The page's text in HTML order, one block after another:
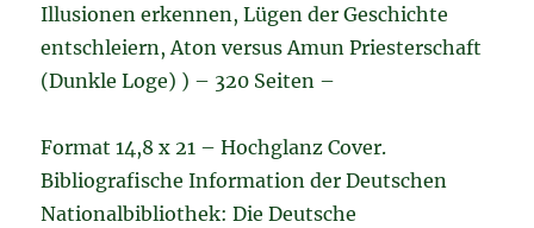
Illusionen erkennen, Lügen der Geschichte
entschleiern, Aton versus Amun Priesterschaft
(Dunkle Loge) ) – 320 Seiten –
Format 14,8 x 21 – Hochglanz Cover.
Bibliografische Information der Deutschen
Nationalbibliothek: Die Deutsche